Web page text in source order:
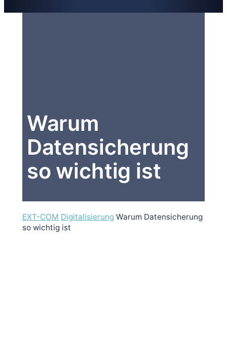
Warum
Datensicherung
so wichtig ist
EXT-COM Digitalisierung Warum Datensicherung
so wichtig ist